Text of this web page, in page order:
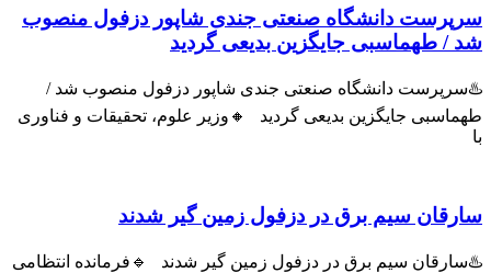
دانشگاه صنعتی جندی شاپور دزفول منصوب
/ طهماسبی جایگزین بدیعی گردید
دانشگاه صنعتی جندی شاپور دزفول منصوب شد /
جایگزین بدیعی گردید 🔸وزیر علوم، تحقیقات و فناوری
سیم برق در دزفول زمین گیر شدند
سیم برق در دزفول زمین گیر شدند 🔹فرمانده انتظامی